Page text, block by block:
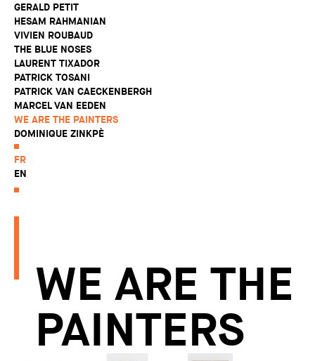
GERALD PETIT
HESAM RAHMANIAN
VIVIEN ROUBAUD
THE BLUE NOSES
LAURENT TIXADOR
PATRICK TOSANI
PATRICK VAN CAECKENBERGH
MARCEL VAN EEDEN
WE ARE THE PAINTERS
DOMINIQUE ZINKPÈ
FR
EN
WE ARE THE
PAINTERS